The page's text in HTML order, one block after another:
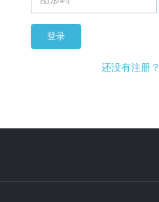
登录
还没有注册？